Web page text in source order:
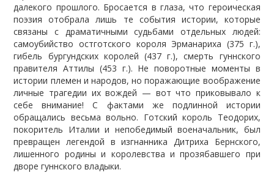
далекого прошлого. Бросается в глаза, что героическая
поэзия отобрала лишь те события истории, которые
связаны с драматичными судьбами отдельных людей:
самоубийство остготского короля Эрманариха (375 г.),
гибель бургундских королей (437 г.), смерть гуннского
правителя Аттилы (453 г.). Не поворотные моменты в
истории племен и народов, но поражающие воображение
личные трагедии их вождей — вот что приковывало к
себе внимание! С фактами же подлинной истории
обращались весьма вольно. Готский король Теодорих,
покоритель Италии и непобедимый военачальник, был
превращен легендой в изгнанника Дитриха Бернского,
лишенного родины и королевства и прозябавшего при
дворе гуннского владыки.